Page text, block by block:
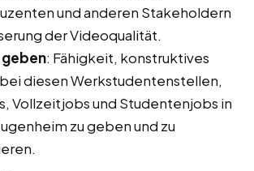
und anderen Stakeholdern
der Videoqualität.
: Fähigkeit, konstruktives
diesen Werkstudentenstellen,
Vollzeitjobs und Studentenjobs in
zu geben und zu